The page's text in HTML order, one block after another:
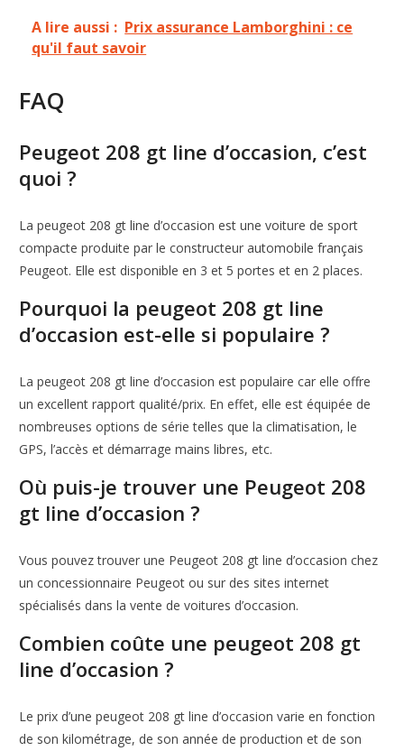
A lire aussi : Prix assurance Lamborghini : ce
qu'il faut savoir
FAQ
Peugeot 208 gt line d’occasion, c’est
quoi ?
La peugeot 208 gt line d’occasion est une voiture de sport
compacte produite par le constructeur automobile français
Peugeot. Elle est disponible en 3 et 5 portes et en 2 places.
Pourquoi la peugeot 208 gt line
d’occasion est-elle si populaire ?
La peugeot 208 gt line d’occasion est populaire car elle offre
un excellent rapport qualité/prix. En effet, elle est équipée de
nombreuses options de série telles que la climatisation, le
GPS, l’accès et démarrage mains libres, etc.
Où puis-je trouver une Peugeot 208
gt line d’occasion ?
Vous pouvez trouver une Peugeot 208 gt line d’occasion chez
un concessionnaire Peugeot ou sur des sites internet
spécialisés dans la vente de voitures d’occasion.
Combien coûte une peugeot 208 gt
line d’occasion ?
Le prix d’une peugeot 208 gt line d’occasion varie en fonction
de son kilométrage, de son année de production et de son